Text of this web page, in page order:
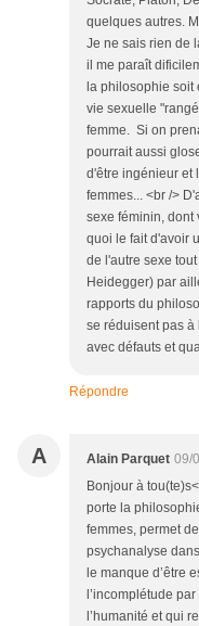
quelques autres.
Je ne sais rien de
il me paraît
la philosophie
vie sexuelle
femme. Si on
pourrait aussi
d'être ingénieur et
femmes... <br />
sexe féminin, dont
quoi le fait d'avoir
de l'autre sexe
Heidegger) par
rapports du
se réduisent pas à
avec défauts et
Répondre
A Alain Parquet 09/
Bonjour à
porte la
femmes, permet
psychanalyse
le manque d’être
l’incomplétude
l’humanité et qui